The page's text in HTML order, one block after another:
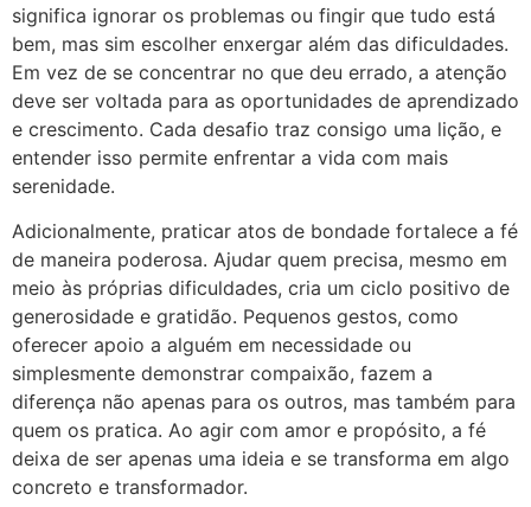
significa ignorar os problemas ou fingir que tudo está
bem, mas sim escolher enxergar além das dificuldades.
Em vez de se concentrar no que deu errado, a atenção
deve ser voltada para as oportunidades de aprendizado
e crescimento. Cada desafio traz consigo uma lição, e
entender isso permite enfrentar a vida com mais
serenidade.
Adicionalmente, praticar atos de bondade fortalece a fé
de maneira poderosa. Ajudar quem precisa, mesmo em
meio às próprias dificuldades, cria um ciclo positivo de
generosidade e gratidão. Pequenos gestos, como
oferecer apoio a alguém em necessidade ou
simplesmente demonstrar compaixão, fazem a
diferença não apenas para os outros, mas também para
quem os pratica. Ao agir com amor e propósito, a fé
deixa de ser apenas uma ideia e se transforma em algo
concreto e transformador.